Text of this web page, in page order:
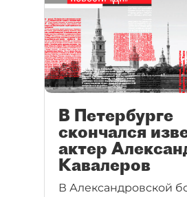
В Петербурге
скончался
актер
Кавалеров
В Александровской